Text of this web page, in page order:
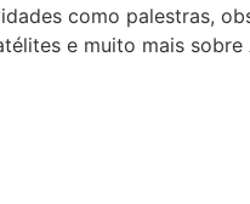
como palestras,
e muito mais